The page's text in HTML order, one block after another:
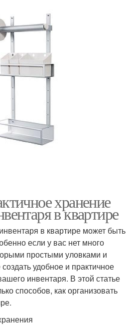
хранение
в квартире
в квартире может быть
если у вас нет много
простыми уловками и
удобное и практичное
инвентаря. В этой статье
способов, как организовать